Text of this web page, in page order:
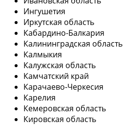
Ингушетия
Иркутская область
Кабардино-Балкария
Калининградская область
Калмыкия
Калужская область
Камчатский край
Карачаево-Черкесия
Карелия
Кемеровская область
Кировская область